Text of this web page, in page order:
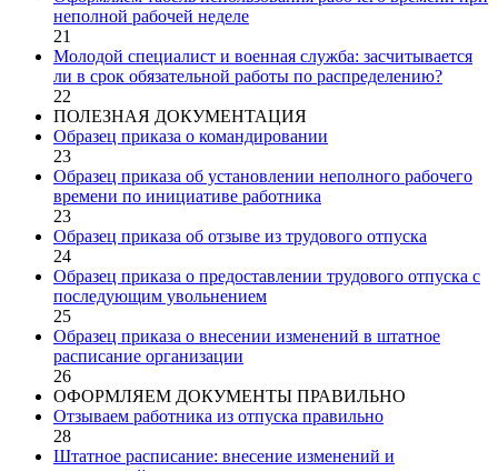
неполной рабочей неделе
21
Молодой специалист и военная служба: засчитывается
ли в срок обязательной работы по распределению?
22
ПОЛЕЗНАЯ ДОКУМЕНТАЦИЯ
Образец приказа о командировании
23
Образец приказа об установлении неполного рабочего
времени по инициативе работника
23
Образец приказа об отзыве из трудового отпуска
24
Образец приказа о предоставлении трудового отпуска с
последующим увольнением
25
Образец приказа о внесении изменений в штатное
расписание организации
26
ОФОРМЛЯЕМ ДОКУМЕНТЫ ПРАВИЛЬНО
Отзываем работника из отпуска правильно
28
Штатное расписание: внесение изменений и